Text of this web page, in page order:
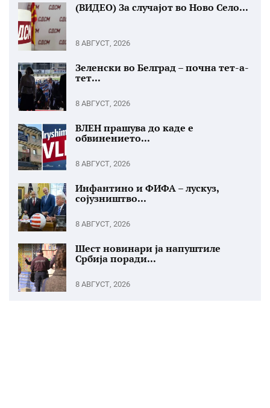
(ВИДЕО) За случајот во Ново Село...
8 АВГУСТ, 2026
Зеленски во Белград – почна тет-а-
тет...
8 АВГУСТ, 2026
ВЛЕН прашува до каде е
обвинението...
8 АВГУСТ, 2026
Инфантино и ФИФА – лускуз,
сојузништво...
8 АВГУСТ, 2026
Шест новинари ја напуштиле
Србија поради...
8 АВГУСТ, 2026